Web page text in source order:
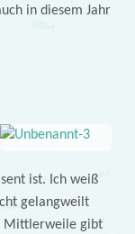
in diesem Jahr
ist. Ich weiß
gelangweilt
Mittlerweile gibt